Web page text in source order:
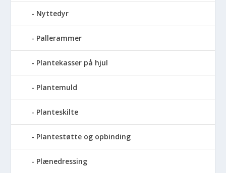
Nyttedyr
Pallerammer
Plantekasser på hjul
Plantemuld
Planteskilte
Plantestøtte og opbinding
Plænedressing